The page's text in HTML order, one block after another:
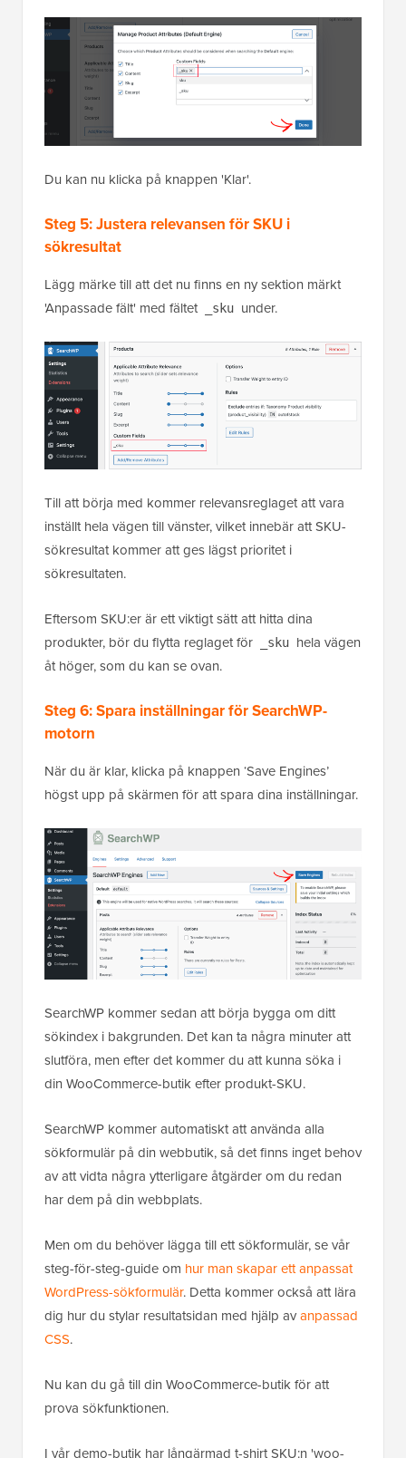
Du kan nu klicka på knappen 'Klar'.
Steg 5: Justera relevansen för SKU i
sökresultat
Lägg märke till att det nu finns en ny sektion märkt
'Anpassade fält' med fältet
_sku under.
Till att börja med kommer relevansreglaget att vara
inställt hela vägen till vänster, vilket innebär att SKU-
sökresultat kommer att ges lägst prioritet i
sökresultaten.
Eftersom SKU:er är ett viktigt sätt att hitta dina
produkter, bör du flytta reglaget för
_sku hela vägen
åt höger, som du kan se ovan.
Steg 6: Spara inställningar för SearchWP-
motorn
När du är klar, klicka på knappen ‘Save Engines’
högst upp på skärmen för att spara dina inställningar.
SearchWP kommer sedan att börja bygga om ditt
sökindex i bakgrunden. Det kan ta några minuter att
slutföra, men efter det kommer du att kunna söka i
din WooCommerce-butik efter produkt-SKU.
SearchWP kommer automatiskt att använda alla
sökformulär på din webbutik, så det finns inget behov
av att vidta några ytterligare åtgärder om du redan
har dem på din webbplats.
Men om du behöver lägga till ett sökformulär, se vår
steg-för-steg-guide om hur man skapar ett anpassat
WordPress-sökformulär. Detta kommer också att lära
dig hur du stylar resultatsidan med hjälp avanpassad
CSS.
Nu kan du gå till din WooCommerce-butik för att
prova sökfunktionen.
I vår demo-butik har långärmad t-shirt SKU:n 'woo-